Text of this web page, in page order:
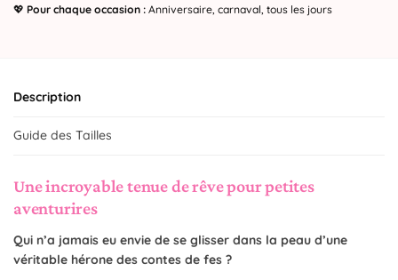
💖 Pour chaque occasion : Anniversaire, carnaval, tous les jours
Description
Guide des Tailles
Une incroyable tenue de rêve pour petites
aventurires
Qui n’a jamais eu envie de se glisser dans la peau d’une
véritable hérone des contes de fes ?